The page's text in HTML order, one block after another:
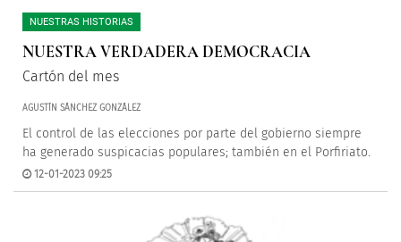
NUESTRAS HISTORIAS
NUESTRA VERDADERA DEMOCRACIA
Cartón del mes
AGUSTÍN SÁNCHEZ GONZÁLEZ
El control de las elecciones por parte del gobierno siempre
ha generado suspicacias populares; también en el Porfiriato.
12-01-2023 09:25